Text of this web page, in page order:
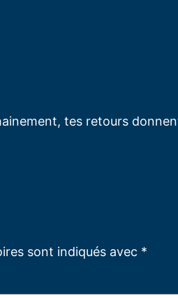
tes retours
sont indiqués avec *